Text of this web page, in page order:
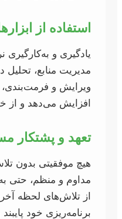
استفاده از
یادگیری و
مدیریت منابع،
ویرایش و
افزایش می‌دهد و از
تعهد و پشتکار
هیچ موفقیتی بدون
مداوم و منظم، حتی
از تلاش‌های لحظه
برنامه‌ریزی خود